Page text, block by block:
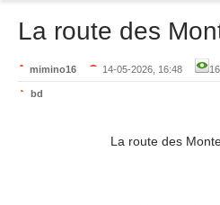
La route des
mimino16 14-05-2026, 16:48
bd
La route des